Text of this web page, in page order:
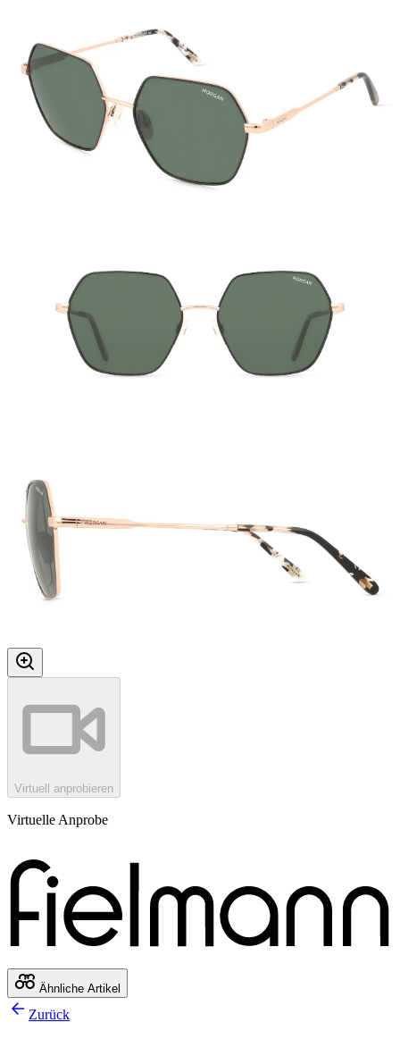
Virtuell anprobieren
Virtuelle Anprobe
Ähnliche Artikel
Zurück